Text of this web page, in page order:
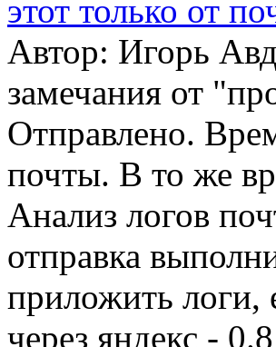
этот только от
Автор: Игорь
замечания от
Отправлено.
почты. В то же
Анализ логов
отправка
приложить логи,
через яндекс -